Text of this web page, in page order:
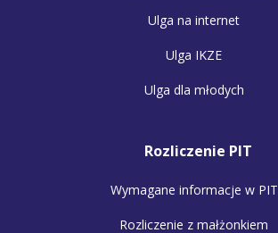
Ulga na internet
Ulga IKZE
Ulga dla młodych
Rozliczenie PIT
Wymagane informacje w PIT
Rozliczenie z małżonkiem